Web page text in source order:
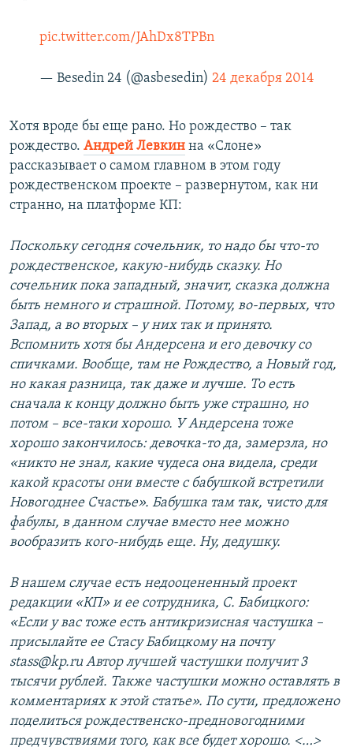
pic.twitter.com/JAhDx8TPBn
— Besedin 24 (@asbesedin) 24 декабря 2014
Хотя вроде бы еще рано. Но рождество – так
рождество. Андрей Левкин на «Слоне»
рассказывает о самом главном в этом году
рождественском проекте – развернутом, как ни
странно, на платформе КП:
Поскольку сегодня сочельник, то надо бы что-то
рождественское, какую-нибудь сказку. Но
сочельник пока западный, значит, сказка должна
быть немного и страшной. Потому, во-первых, что
Запад, а во вторых – у них так и принято.
Вспомнить хотя бы Андерсена и его девочку со
спичками. Вообще, там не Рождество, а Новый год,
но какая разница, так даже и лучше. То есть
сначала к концу должно быть уже страшно, но
потом – все-таки хорошо. У Андерсена тоже
хорошо закончилось: девочка-то да, замерзла, но
«никто не знал, какие чудеса она видела, среди
какой красоты они вместе с бабушкой встретили
Новогоднее Счастье». Бабушка там так, чисто для
фабулы, в данном случае вместо нее можно
вообразить кого-нибудь еще. Ну, дедушку.
В нашем случае есть недооцененный проект
редакции «КП» и ее сотрудника, С. Бабицкого:
«Если у вас тоже есть антикризисная частушка –
присылайте ее Стасу Бабицкому на почту
stass@kp.ru Автор лучшей частушки получит 3
тысячи рублей. Также частушки можно оставлять в
комментариях к этой статье». По сути, предложено
поделиться рождественско-предновогодними
предчувствиями того, как все будет хорошо. <…>